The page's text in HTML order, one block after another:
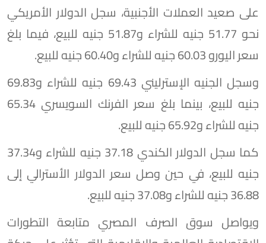
على صعيد العملات الأجنبية، سجل الدولار الأمريكي
نحو 51.77 جنيه للشراء و51.87 جنيه للبيع، فيما بلغ
سعر اليورو 60.03 جنيه للشراء و60.40 جنيه للبيع.
وسجل الجنيه الإسترليني 69.43 جنيه للشراء و69.83
جنيه للبيع، بينما بلغ سعر الفرنك السويسري 65.34
جنيه للشراء و65.92 جنيه للبيع.
كما سجل الدولار الكندي 37.18 جنيه للشراء و37.34
جنيه للبيع، في حين وصل سعر الدولار الأسترالي إلى
36.88 جنيه للشراء و37.08 جنيه للبيع.
ويواصل سوق الصرف المصري متابعة التطورات